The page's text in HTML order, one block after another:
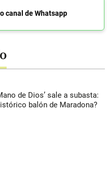
canal de Whatsapp
de Dios’ sale a subasta:
balón de Maradona?